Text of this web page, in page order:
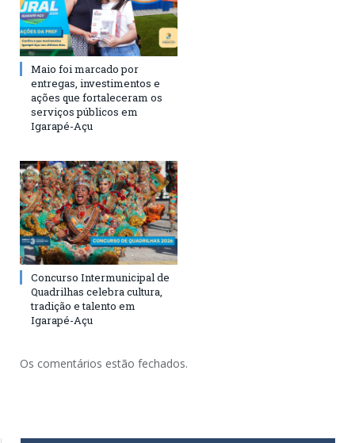
Maio foi marcado por
entregas, investimentos e
ações que fortaleceram os
serviços públicos em
Igarapé-Açu
Concurso Intermunicipal de
Quadrilhas celebra cultura,
tradição e talento em
Igarapé-Açu
Os comentários estão fechados.